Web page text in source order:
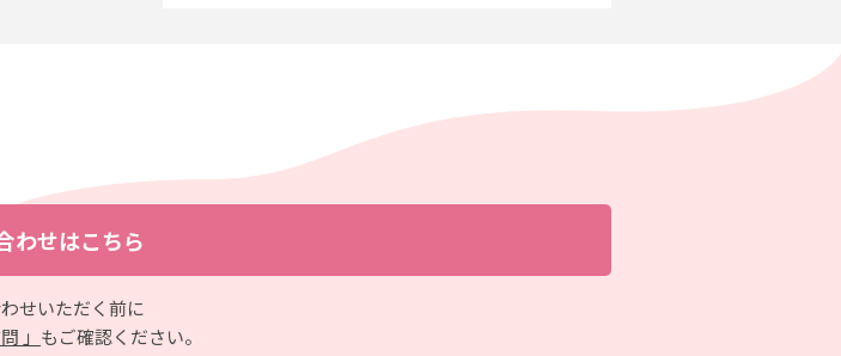
わせはこちら
せいただく前に
」 もご確認ください。